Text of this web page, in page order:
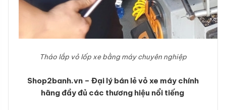
Tháo lắp vỏ lốp xe bằng máy chuyên nghiệp
Shop2banh.vn – Đại lý bán lẻ vỏ xe máy chính
hãng đầy đủ các thương hiệu nổi tiếng